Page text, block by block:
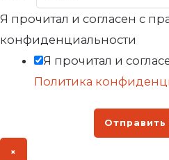
Я прочитал и согласен с
конфиденциальности
Я прочитал и
Политика
Отправить
×